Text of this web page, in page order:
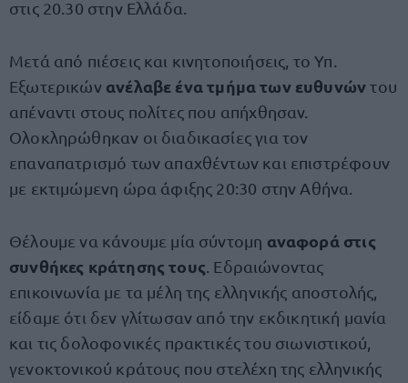
στις 20.30 στην Ελλάδα.
Μετά από πιέσεις και κινητοποιήσεις, το Υπ.
Εξωτερικών ανέλαβε ένα τμήμα των ευθυνώντου
απέναντι στους πολίτες που απήχθησαν.
Ολοκληρώθηκαν οι διαδικασίες για τον
επαναπατρισμό των απαχθέντων και επιστρέφουν
με εκτιμώμενη ώρα άφιξης 20:30 στην Αθήνα.
Θέλουμε να κάνουμε μία σύντομη αναφορά στις
συνθήκες κράτησης τους . Εδραιώνοντας
επικοινωνία με τα μέλη της ελληνικής αποστολής,
είδαμε ότι δεν γλίτωσαν από την εκδικητική μανία
και τις δολοφονικές πρακτικές του σιωνιστικού,
γενοκτονικού κράτους που στελέχη της ελληνικής